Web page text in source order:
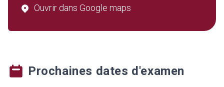
Ouvrir dans Google maps
Prochaines dates d'examen